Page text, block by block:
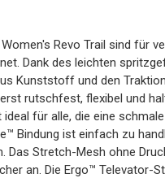
Revo Trail sind für
Dank des leichten
Kunststoff und den
rutschfest, flexibel und
für alle, die eine
Bindung ist einfach zu
Das Stretch-Mesh ohne
an. Die Ergo™ Televator-